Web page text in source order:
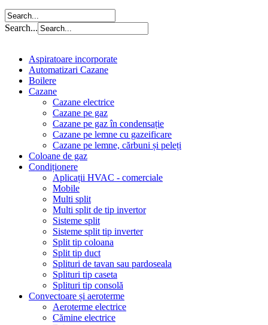
Search...
Aspiratoare incorporate
Automatizari Cazane
Boilere
Cazane
Cazane electrice
Cazane pe gaz
Cazane pe gaz în condensație
Cazane pe lemne cu gazeificare
Cazane pe lemne, cărbuni și peleți
Coloane de gaz
Condiționere
Aplicații HVAC - comerciale
Mobile
Multi split
Multi split de tip invertor
Sisteme split
Sisteme split tip inverter
Split tip coloana
Split tip duct
Splituri de tavan sau pardoseala
Splituri tip caseta
Splituri tip consolă
Convectoare și aeroterme
Aeroterme electrice
Cămine electrice